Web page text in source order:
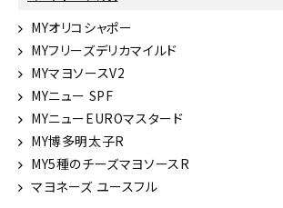
MYオリコシャポー
MYフリーズデリカマイルド
MYマヨソースV2
MYニュー SPF
MYニューEUROマスタード
MY博多明太子R
MY5種のチーズマヨソースR
マヨネーズ ユースフル